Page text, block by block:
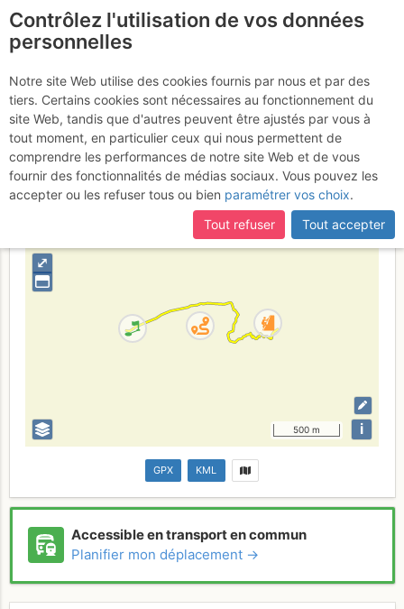
Chamrousse - Tour
de l'Homme : No Raffaran !
France Isère Belledonne
⤢
500 m i
GPX KML
Accessible en transport en commun
Planifier mon déplacement →
Contrôlez l'utilisation de vos données
personnelles
Notre site Web utilise des cookies fournis par nous et par des
tiers. Certains cookies sont nécessaires au fonctionnement du
site Web, tandis que d'autres peuvent être ajustés par vous à
tout moment, en particulier ceux qui nous permettent de
comprendre les performances de notre site Web et de vous
fournir des fonctionnalités de médias sociaux. Vous pouvez les
accepter ou les refuser tous ou bien paramétrer vos choix.
Tout refuser
Tout accepter